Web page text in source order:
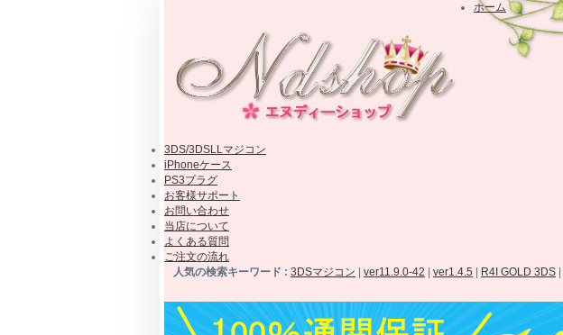
ホーム
3DS/3DSLLマジコン
iPhoneケース
PS3プラグ
お客様サポート
お問い合わせ
当店について
よくある質問
ご注文の流れ
人気の検索キーワード : 3DSマジコン ver11.9.0-42 ver1.4.5 R4I GOLD 3DS